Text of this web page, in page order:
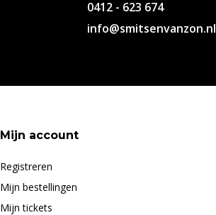
0412 - 623 674
info@smitsenvanzon.nl
Mijn account
Registreren
Mijn bestellingen
Mijn tickets